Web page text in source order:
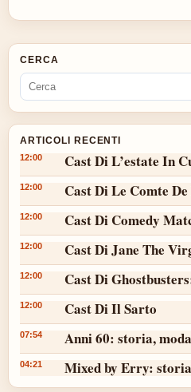
CERCA
ARTICOLI RECENTI
12:00 Cast Di L’estate In
12:00 Cast Di Le Comte
12:00 Cast Di Comedy
12:00 Cast Di Jane The
12:00 Cast Di
12:00 Cast Di Il Sarto
07:54 Anni 60: storia,
04:21 Mixed by Erry: